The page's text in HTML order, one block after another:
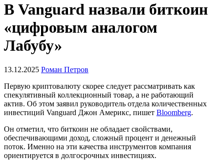
В Vanguard назвали биткоин
«цифровым аналогом
Лабубу»
13.12.2025 Роман Петров
Первую криптовалюту скорее следует рассматривать как
спекулятивный коллекционный товар, а не работающий
актив. Об этом заявил руководитель отдела количественных
инвестиций Vanguard Джон Америкс, пишет Bloomberg.
Он отметил, что биткоин не обладает свойствами,
обеспечивающими доход, сложный процент и денежный
поток. Именно на эти качества инструментов компания
ориентируется в долгосрочных инвестициях.